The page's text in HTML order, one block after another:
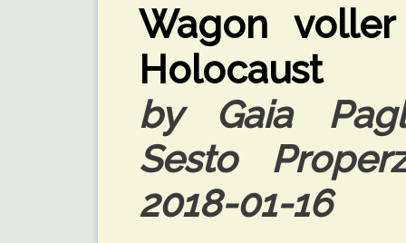
Wagon
Holocaust
by Gaia
Sesto
2018-01-16